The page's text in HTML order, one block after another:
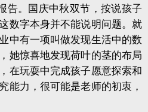
告。国庆中秋双节，按说孩子
数字本身并不能说明问题。就
中有一项叫做发现生活中的数
她惊喜地发现荷叶的茎的布局
在玩耍中完成孩子愿意探索和
能力，很可能是老师的初衷，